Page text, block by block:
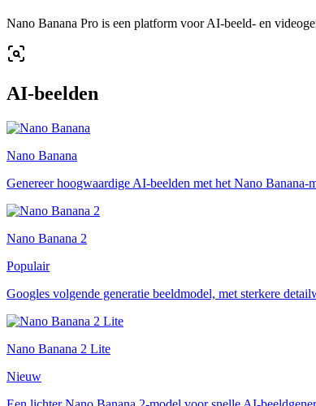
Nano Banana Pro is een platform voor AI-beeld- en
AI-beelden
Nano Banana
Genereer hoogwaardige AI-beelden met het Nano
Nano Banana 2
Populair
Googles volgende generatie beeldmodel, met sterkere
Nano Banana 2 Lite
Nieuw